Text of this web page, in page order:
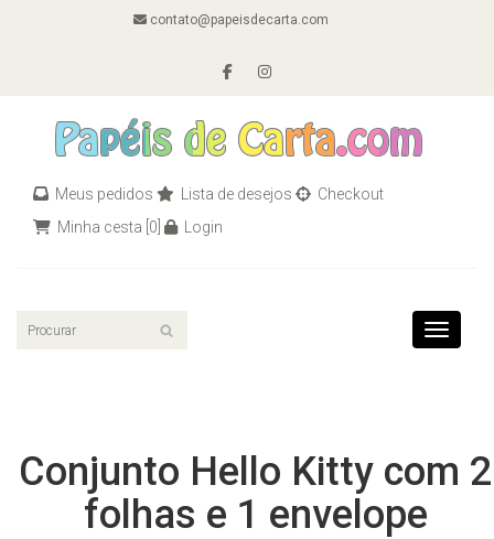
contato@papeisdecarta.com
Meus pedidos Lista de desejos
Checkout
Minha cesta [0] Login
Toggle
Conjunto Hello Kitty com 2
folhas e 1 envelope